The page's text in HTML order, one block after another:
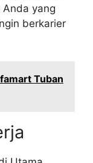
yang
berkarier
Tuban